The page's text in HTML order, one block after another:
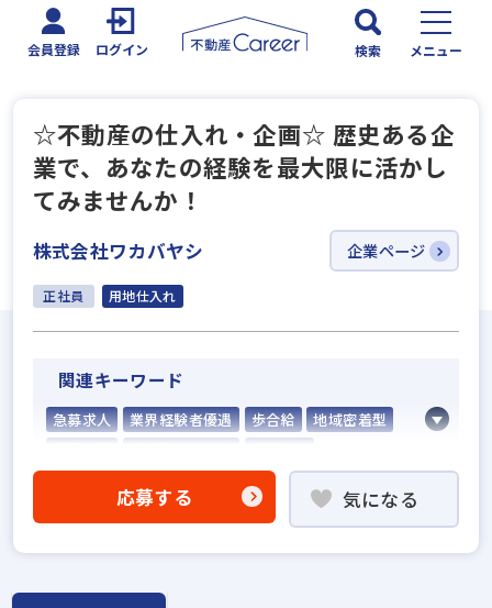
会員登録 ログイン 検索 メニュー
☆不動産の仕入れ・企画☆ 歴史ある企
業で、あなたの経験を最大限に活かし
てみませんか！
株式会社ワカバヤシ 企業ページ
正社員 用地仕入れ
関連キーワード
急募求人 業界経験者優遇 歩合給
地域密着型
応募する 気になる